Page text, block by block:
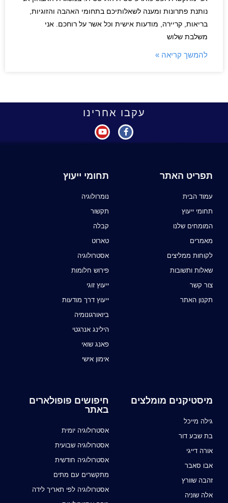
נותנת פתרונות ומענה לשאלותיכם בתחומי האהבה והזוגיות,
בריאות, קריירה, מודעות אישית וכל אשר על רוחכם. אני
משלבת שלוש
להמשך קריאה »
עקבו אחרינו
תפריט האתר
עמוד הבית
תחומי ייעוץ
המומחים שלנו
מאמרים
לקוחות ממליצים
שאלות ותשובות
צור קשר
תקנון האתר
תחומי ייעוץ
נומרולוגיה
תקשור
קבלה
טארוט
אסטרולוגיה
פירוש חלומות
ייעוץ זוגי
ייעוץ דרך מודעות
ביואורגונומיה
הילינג אנרגטי
פאנג שואי
אימון אישי
מיסטיקנים מומלצים
גילה מייכל
בת שבע דור
אורה דייגי
אבו סאבר
זהבה שוורץ
אלה שוניה
חיפושים פופולארים
באתר
אסטרולוגיה יומית
אסטרולוגיה שבועית
אסטרולוגיה חודשית
מתקשרים עם מתים
אסטרולוגיה לפי תאריך לידה